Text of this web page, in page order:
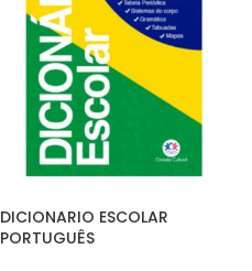
DICIONARIO ESCOLAR
PORTUGUÊS